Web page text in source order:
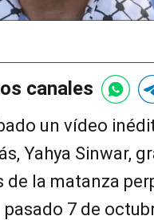
canales
un vídeo
Yahya Sinwar,
de la matanza
7 de